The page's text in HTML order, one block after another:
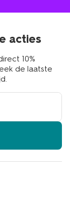
acties
10%
de laatste